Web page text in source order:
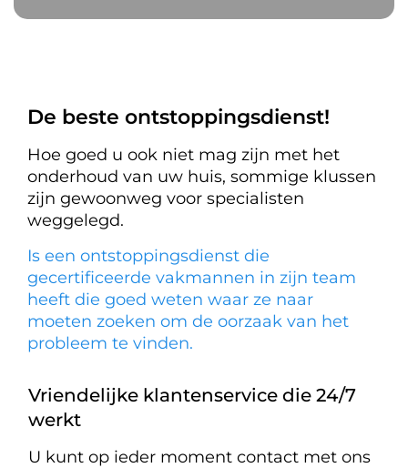
De beste ontstoppingsdienst!
Hoe goed u ook niet mag zijn met het
onderhoud van uw huis, sommige klussen
zijn gewoonweg voor specialisten
weggelegd.
Is een ontstoppingsdienst die
gecertificeerde vakmannen in zijn team
heeft die goed weten waar ze naar
moeten zoeken om de oorzaak van het
probleem te vinden.
Vriendelijke klantenservice die 24/7
werkt
U kunt op ieder moment contact met ons